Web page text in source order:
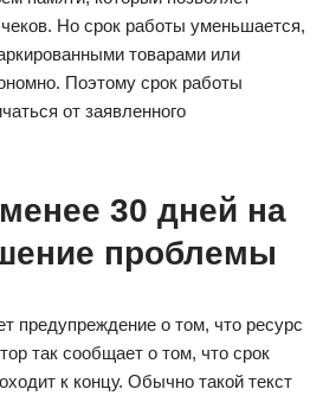
Но срок работы уменьшается,
товарами или
Поэтому срок работы
от заявленного
30 дней на
проблемы
предупреждение о том, что ресурс
так сообщает о том, что срок
к концу. Обычно такой текст